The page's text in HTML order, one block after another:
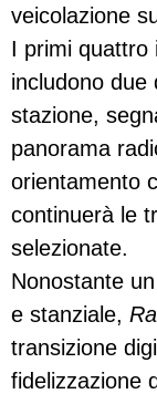
veicolazione
I primi quattro
includono due
stazione,
panorama
orientamento
continuerà le
selezionate.
Nonostante
e stanziale,
transizione
fidelizzazione